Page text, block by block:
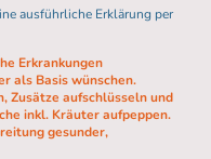
ausführliche Erklärung per
Erkrankungen
als Basis wünschen.
Zusätze aufschlüsseln und
inkl. Kräuter aufpeppen.
gesunder,